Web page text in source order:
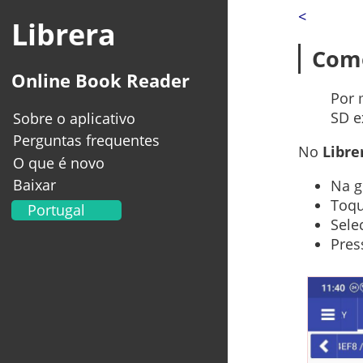
Librera
Online Book Reader
Sobre o aplicativo
Perguntas frequentes
O que é novo
Baixar
Portugal
<
Por
SD
No
Na